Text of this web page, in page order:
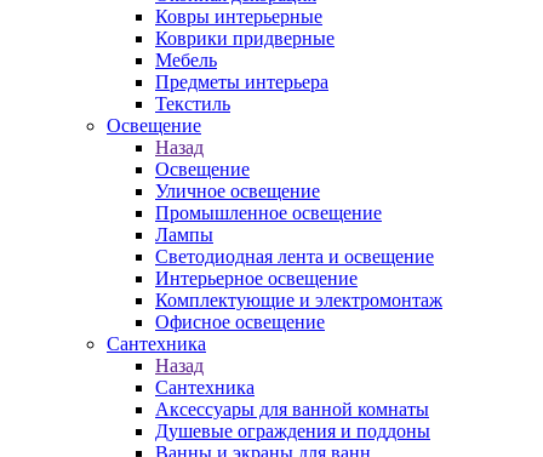
Ковры интерьерные
Коврики придверные
Мебель
Предметы интерьера
Текстиль
Освещение
Назад
Освещение
Уличное освещение
Промышленное освещение
Лампы
Светодиодная лента и освещение
Интерьерное освещение
Комплектующие и электромонтаж
Офисное освещение
Сантехника
Назад
Сантехника
Аксессуары для ванной комнаты
Душевые ограждения и поддоны
Ванны и экраны для ванн